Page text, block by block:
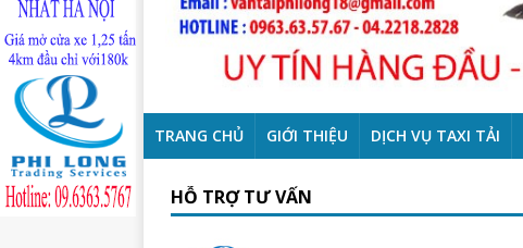
TRANG CHỦ GIỚI THIỆU DỊCH VỤ TAXI TẢI
HỖ TRỢ TƯ VẤN